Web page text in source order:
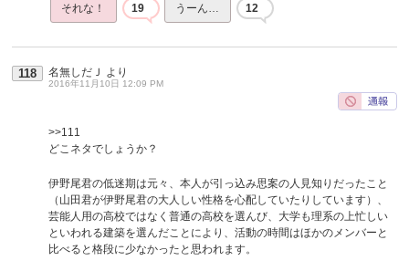
それな！ 19 うーん… 12
118 名無しだＪ より
2016年11月10日 12:09 PM
>>111
どこネタでしょうか？
伊野尾君の低迷期は元々、本人が引っ込み思案の人見知りだったこと
（山田君が伊野尾君の大人しい性格を心配していたりしています）、
芸能人用の高校ではなく普通の高校を選んび、大学も理系の上忙しい
といわれる建築を選んだことにより、活動の時間はほかのメンバーと
比べると格段に少なかったと思われます。